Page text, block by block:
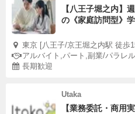
【八王子堀之内】
の《家庭訪問型》
東京 [八王子/京王堀之内駅 徒歩
アルバイト,パート,副業/パラレ
長期歓迎
Utaka
【業務委託・商用